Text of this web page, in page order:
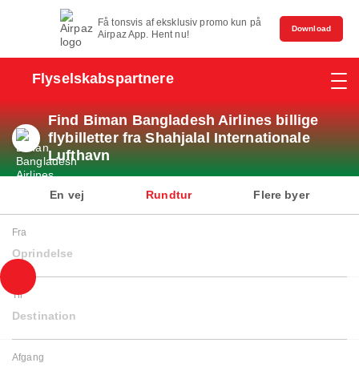
Få tonsvis af eksklusiv promo kun på
Airpaz App. Hent nu!
Download
Flyselskabspartnere
Find Biman Bangladesh Airlines billige
flybilletter fra Shahjalal Internationale
Lufthavn
En vej Rundtur Flere byer
Fra
Oprindelse
Til
Destination
Afgang